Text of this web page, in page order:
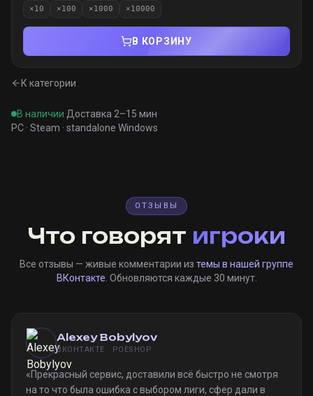
×10 ×100 ×1000 ×10000
В КОРЗИНУ
К категории
В наличии·Доставка 2–15 мин·
PC · Steam · standalone Windows
ОТЗЫВЫ
Что говорят игроки
Все отзывы — живые комментарии из темы в нашей группе
ВКонтакте . Обновляются каждые 30 минут.
Alexey Bobylyov
ВКОНТАКТЕ · POESHOP
«Прекрасный сервис, доставили всё быстро не смотря
на то что была ошибка с выбором лиги, сфер дали в